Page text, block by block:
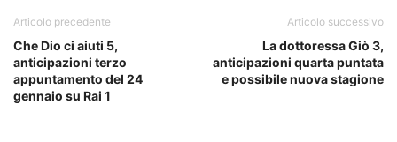
Articolo precedente
Che Dio ci aiuti 5,
anticipazioni terzo
appuntamento del 24
gennaio su Rai 1
Articolo successivo
La dottoressa Giò 3,
anticipazioni quarta puntata
e possibile nuova stagione